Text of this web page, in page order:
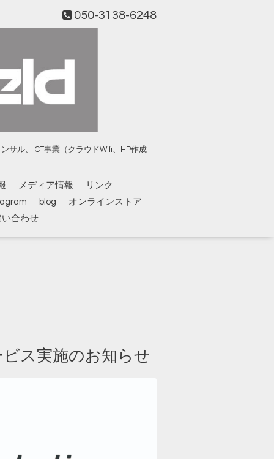
050-3138-6248
サル、ICT事業（クラウドWifi、HP作成
メディア情報
リンク
blog
オンラインストア
い合わせ
ス実施のお知らせ